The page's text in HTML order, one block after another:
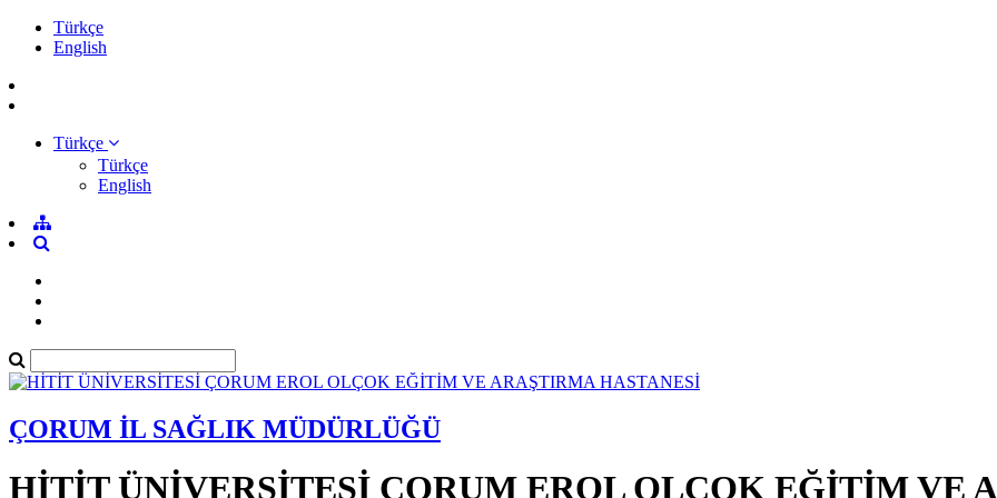
Türkçe
English
Türkçe
Türkçe
English
ÇORUM İL SAĞLIK MÜDÜRLÜĞÜ
HİTİT ÜNİVERSİTESİ ÇORUM EROL OLÇOK EĞİTİM VE